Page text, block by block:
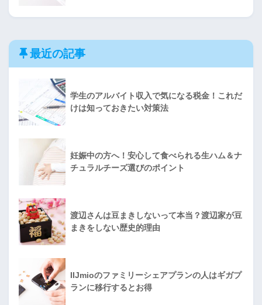
最近の記事
学生のアルバイト収入で気になる税金！これだ
けは知っておきたい対策法
妊娠中の方へ！安心して食べられる生ハム＆ナ
チュラルチーズ選びのポイント
渡辺さんは豆まきしないって本当？渡辺家が豆
まきをしない歴史的理由
IIJmioのファミリーシェアプランの人はギガプ
ランに移行するとお得